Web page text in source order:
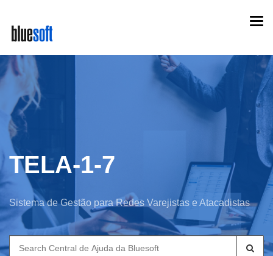
main
content
TELA-1-7
Sistema de Gestão para Redes Varejistas e Atacadistas
Search